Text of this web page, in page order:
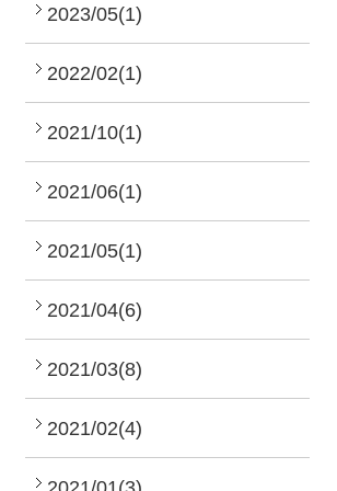
2023/05(1)
2022/02(1)
2021/10(1)
2021/06(1)
2021/05(1)
2021/04(6)
2021/03(8)
2021/02(4)